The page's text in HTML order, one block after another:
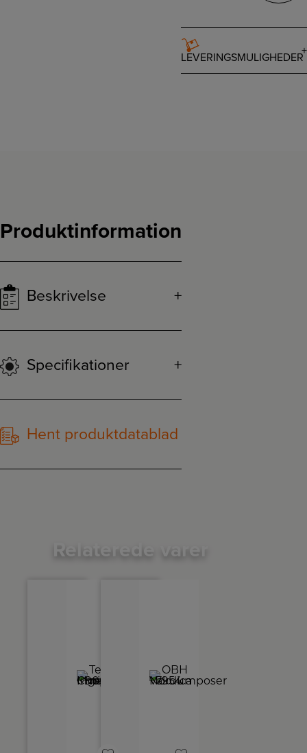
LEVERINGSMULIGHEDER
Produktinformation
Beskrivelse
Specifikationer
Hent produktdatablad
Relaterede varer